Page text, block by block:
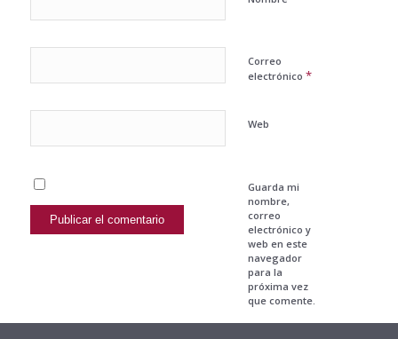
Correo
electrónico *
Web
Guarda mi
nombre,
correo
electrónico y
web en este
navegador
para la
próxima vez
que comente.